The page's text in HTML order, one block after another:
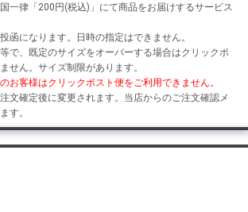
一律「200円(税込)」にて商品をお届けするサービス
函になります。日時の指定はできません。
で、既定のサイズをオーバーする場合はクリックポ
せん。サイズ制限があります。
お客様はクリックポスト便をご利用できません。
文確定後に変更されます。当店からのご注文確認メ
す。